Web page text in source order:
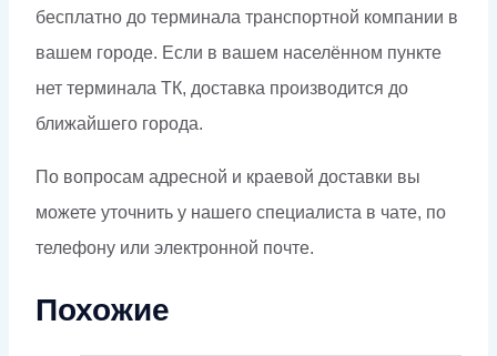
бесплатно до терминала транспортной компании в
вашем городе. Если в вашем населённом пункте
нет терминала ТК, доставка производится до
ближайшего города.
По вопросам адресной и краевой доставки вы
можете уточнить у нашего специалиста в чате, по
телефону или электронной почте.
Похожие